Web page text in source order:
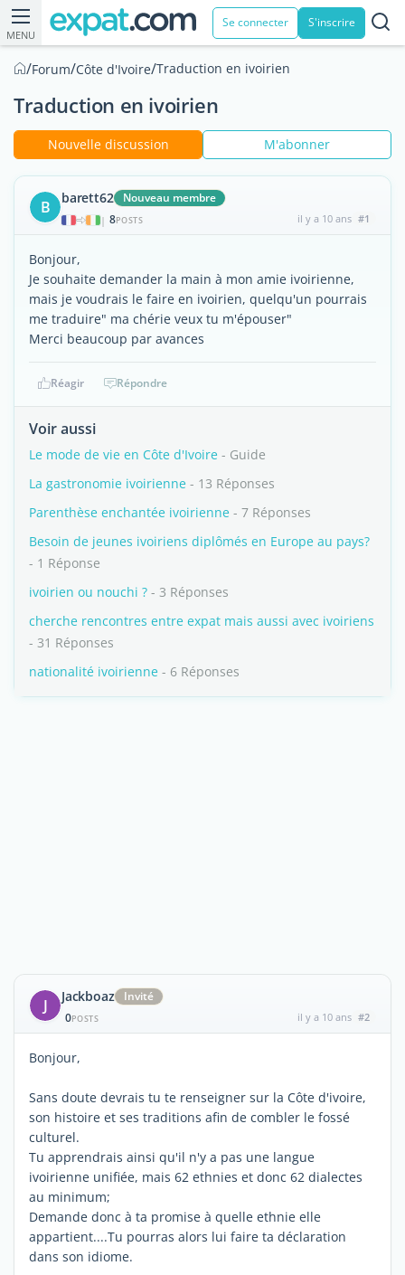
MENU
Se connecter S'inscrire
/Forum/Côte d'Ivoire/Traduction en ivoirien
Traduction en ivoirien
Nouvelle discussion M'abonner
B barett62 Nouveau membre
| 8POSTS il y a 10 ans #1
Bonjour,
Je souhaite demander la main à mon amie ivoirienne,
mais je voudrais le faire en ivoirien, quelqu'un pourrais
me traduire" ma chérie veux tu m'épouser"
Merci beaucoup par avances
Réagir Répondre
Voir aussi
Le mode de vie en Côte d'Ivoire - Guide
La gastronomie ivoirienne - 13 Réponses
Parenthèse enchantée ivoirienne - 7 Réponses
Besoin de jeunes ivoiriens diplômés en Europe au pays?
- 1 Réponse
ivoirien ou nouchi ? - 3 Réponses
cherche rencontres entre expat mais aussi avec ivoiriens
- 31 Réponses
nationalité ivoirienne - 6 Réponses
J Jackboaz
Invité
0POSTS il y a 10 ans #2
Bonjour,
Sans doute devrais tu te renseigner sur la Côte d'ivoire,
son histoire et ses traditions afin de combler le fossé
culturel.
Tu apprendrais ainsi qu'il n'y a pas une langue
ivoirienne unifiée, mais 62 ethnies et donc 62 dialectes
au minimum;
Demande donc à ta promise à quelle ethnie elle
appartient....Tu pourras alors lui faire ta déclaration
dans son idiome.